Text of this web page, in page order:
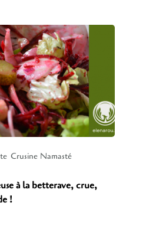
Crusine Namasté
à la betterave, crue,
!